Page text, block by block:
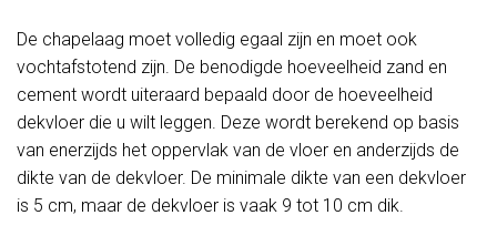
De chapelaag moet volledig egaal zijn en moet ook
vochtafstotend zijn. De benodigde hoeveelheid zand en
cement wordt uiteraard bepaald door de hoeveelheid
dekvloer die u wilt leggen. Deze wordt berekend op basis
van enerzijds het oppervlak van de vloer en anderzijds de
dikte van de dekvloer. De minimale dikte van een dekvloer
is 5 cm, maar de dekvloer is vaak 9 tot 10 cm dik.